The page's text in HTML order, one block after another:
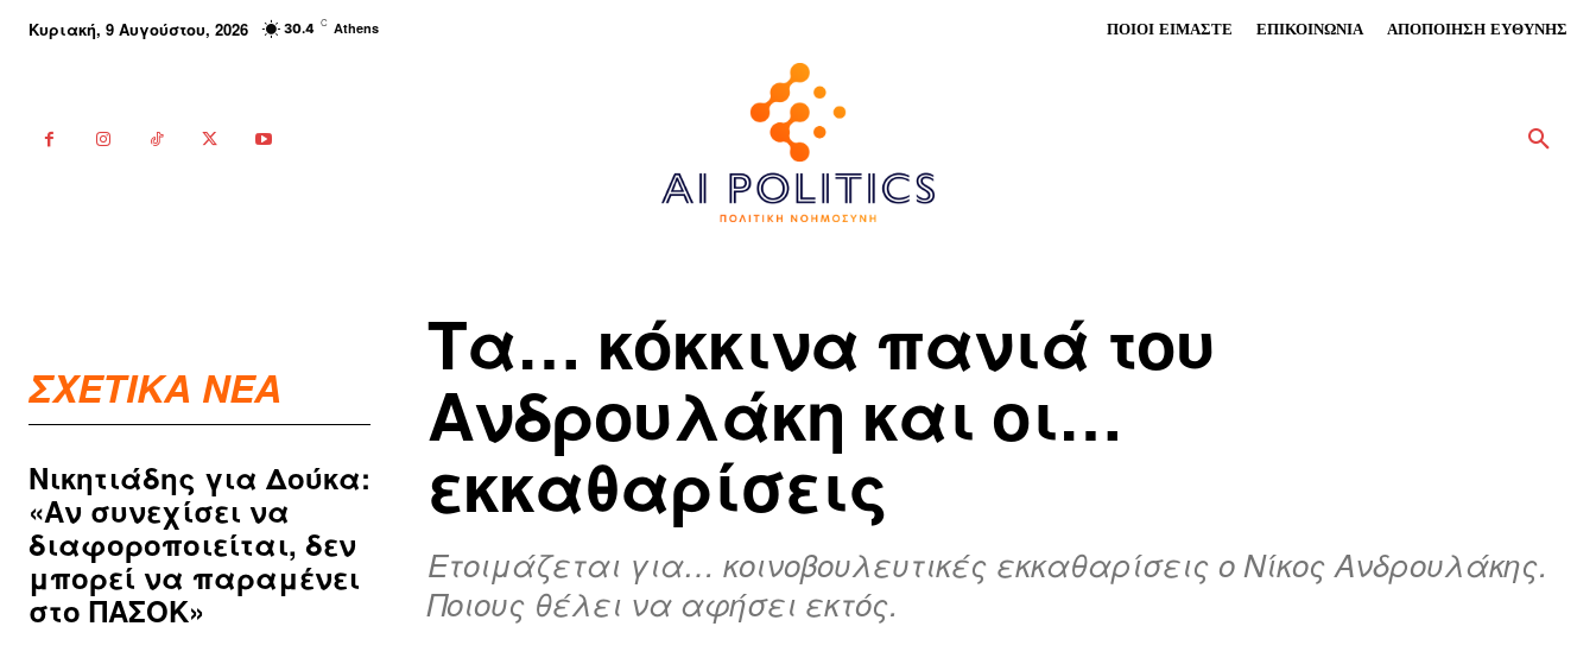
Κυριακή, 9 Αυγούστου, 2026 30.4 C Athens ΠΟΙΟΙ ΕΙΜΑΣΤΕ ΕΠΙΚΟΙΝΩΝΙΑ ΑΠΟΠΟΙΗΣΗ ΕΥΘΥΝΗΣ
ΣΧΕΤΙΚΑ ΝΕΑ
Νικητιάδης για Δούκα:
«Αν συνεχίσει να
διαφοροποιείται, δεν
μπορεί να παραμένει
στο ΠΑΣΟΚ»
Τα… κόκκινα πανιά του
Ανδρουλάκη και οι…
εκκαθαρίσεις
Ετοιμάζεται για… κοινοβουλευτικές εκκαθαρίσεις ο Νίκος Ανδρουλάκης.
Ποιους θέλει να αφήσει εκτός.